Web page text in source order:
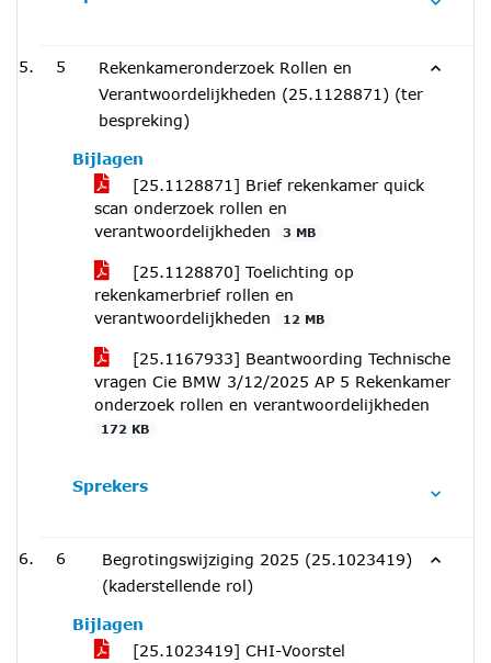
5
Rekenkameronderzoek Rollen en
Verantwoordelijkheden (25.1128871) (ter
bespreking)
Bijlagen
[25.1128871] Brief rekenkamer quick
scan onderzoek rollen en
verantwoordelijkheden
3 MB
[25.1128870] Toelichting op
rekenkamerbrief rollen en
verantwoordelijkheden
12 MB
[25.1167933] Beantwoording Technische
vragen Cie BMW 3/12/2025 AP 5 Rekenkamer
onderzoek rollen en verantwoordelijkheden
172 KB
Sprekers
6
Begrotingswijziging 2025 (25.1023419)
(kaderstellende rol)
Bijlagen
[25.1023419] CHI-Voorstel